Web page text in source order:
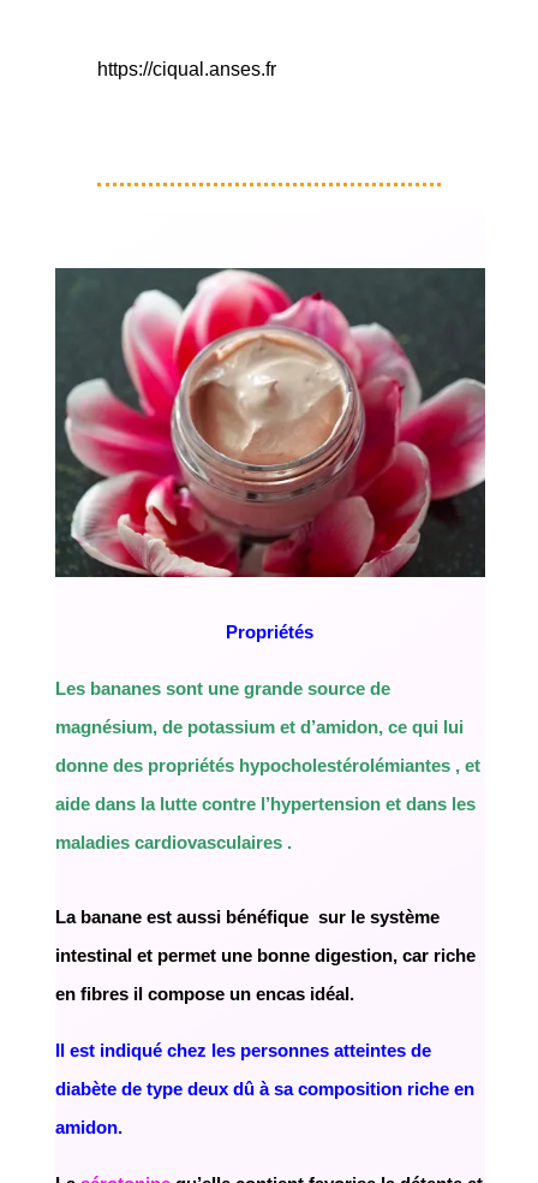
https://ciqual.anses.fr
Propriétés
Les bananes sont une grande source de
magnésium, de potassium et d’amidon, ce qui lui
donne des propriétés hypocholestérolémiantes , et
aide dans la lutte contre l’hypertension et dans les
maladies cardiovasculaires .
La banane est aussi bénéfique sur le système
intestinal et permet une bonne digestion, car riche
en fibres il compose un encas idéal.
Il est indiqué chez les personnes atteintes de
diabète de type deux dû à sa composition riche en
amidon.